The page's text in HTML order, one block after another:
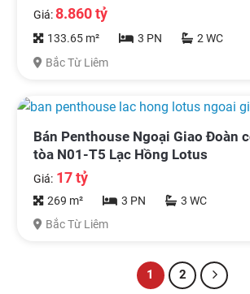
Giá:8.860 tỷ
133.65 m² 3 PN
2 WC
Bắc Từ Liêm
Bán Penthouse Ngoại Giao Đoàn
tòa N01-T5 Lạc Hồng Lotus
Giá:17 tỷ
269 m² 3 PN
3 WC
Bắc Từ Liêm
1 2